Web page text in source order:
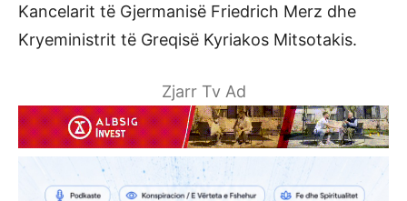
Kancelarit të Gjermanisë Friedrich Merz dhe
Kryeministrit të Greqisë Kyriakos Mitsotakis.
Zjarr Tv Ad